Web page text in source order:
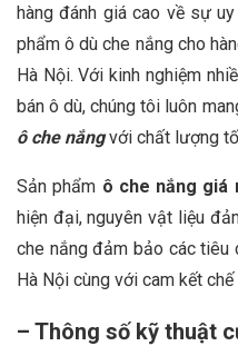
hàng đánh giá cao về sự
phẩm ô dù che nắng cho
Hà Nội. Với kinh nghiệm
bán ô dù, chúng tôi luôn
ô che nắngvới chất lượng
Sản phẩm ô che nắng giá
hiện đại, nguyên vật liệu
che nắng đảm bảo các tiêu
Hà Nội cùng với cam kết
– Thông số kỹ thuật